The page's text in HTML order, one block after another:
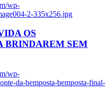
wp-
2-335x256.jpg
OS
BRINDAREM SEM
wp-
da-bemposta-bemposta-final-